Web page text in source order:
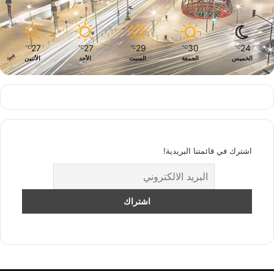
24
℃
الخميس
30
℃
الجمعة
29
℃
السبت
27
℃
الأحد
27
℃
الأثنين
اشترك في قائمتنا البريدية!